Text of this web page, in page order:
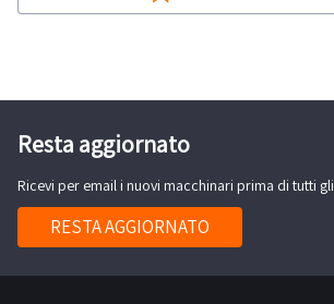
consiglia ispezione sul
Resta aggiornato
Ricevi per email i nuovi macchinari prima di tutti
RESTA AGGIORNATO